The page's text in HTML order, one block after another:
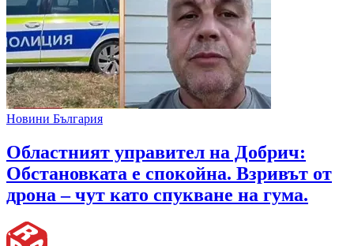
Новини България
Областният управител на Добрич:
Обстановката е спокойна. Взривът от
дрона – чут като спукване на гума.